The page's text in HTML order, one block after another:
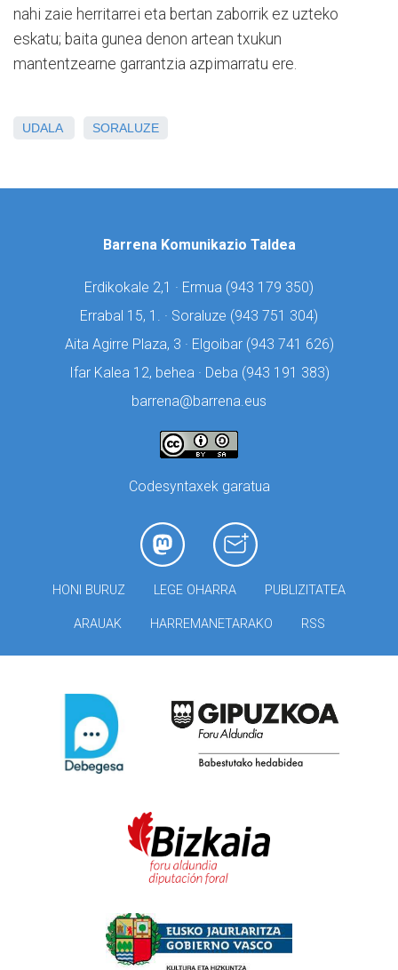
nahi zaie herritarrei eta bertan zaborrik ez uzteko
eskatu; baita gunea denon artean txukun
mantentzearne garrantzia azpimarratu ere.
UDALA SORALUZE
Barrena Komunikazio Taldea
Erdikokale 2,1 · Ermua (943 179 350)
Errabal 15, 1. · Soraluze (943 751 304)
Aita Agirre Plaza, 3 · Elgoibar (943 741 626)
Ifar Kalea 12, behea · Deba (943 191 383)
barrena@barrena.eus
Codesyntaxek garatua
HONI BURUZ LEGE OHARRA PUBLIZITATEA
ARAUAK HARREMANETARAKO RSS